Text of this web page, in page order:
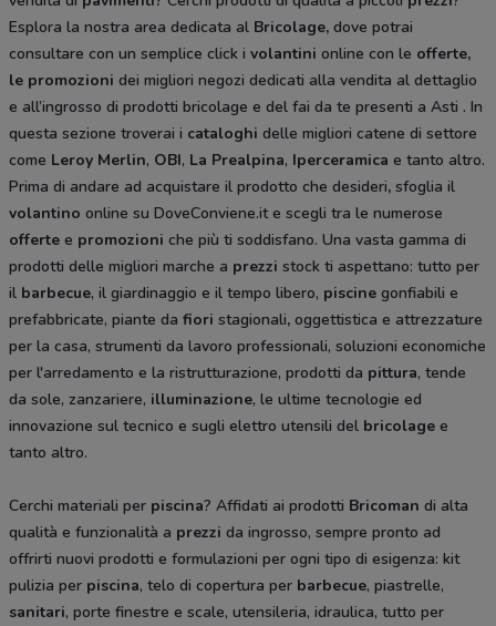
Esplora la nostra area dedicata al Bricolage, dove potrai
consultare con un semplice click i volantini online con le offerte,
le promozioni dei migliori negozi dedicati alla vendita al dettaglio
e all’ingrosso di prodotti bricolage e del fai da te presenti a Asti . In
questa sezione troverai i cataloghi delle migliori catene di settore
come Leroy Merlin, OBI, La Prealpina, Iperceramica e tanto altro.
Prima di andare ad acquistare il prodotto che desideri, sfoglia il
volantino online su DoveConviene.it e scegli tra le numerose
offerte e promozioni che più ti soddisfano. Una vasta gamma di
prodotti delle migliori marche a prezzi stock ti aspettano: tutto per
il barbecue, il giardinaggio e il tempo libero, piscine gonfiabili e
prefabbricate, piante da fiori stagionali, oggettistica e attrezzature
per la casa, strumenti da lavoro professionali, soluzioni economiche
per l'arredamento e la ristrutturazione, prodotti da pittura, tende
da sole, zanzariere, illuminazione, le ultime tecnologie ed
innovazione sul tecnico e sugli elettro utensili del bricolage e
tanto altro.
Cerchi materiali per piscina? Affidati ai prodotti Bricoman di alta
qualità e funzionalità a prezzi da ingrosso, sempre pronto ad
offrirti nuovi prodotti e formulazioni per ogni tipo di esigenza: kit
pulizia per piscina, telo di copertura per barbecue, piastrelle,
sanitari, porte finestre e scale, utensileria, idraulica, tutto per